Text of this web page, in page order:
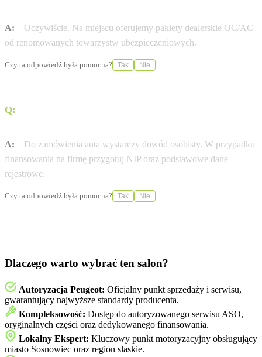
A:
Oczywiście. Na miejscu oferujemy pakiety dealerskie OC/AC
od renomowanych towarzystw ubezpieczeniowych.
Czy ta odpowiedź była pomocna? Tak Nie
Q:
A:
Do zamówienia auta wystarczy dowód osobisty. W przypadku
finansowania na firmę przygotuj NIP oraz podstawowe dane
rejestrowe.
Czy ta odpowiedź była pomocna? Tak Nie
Dlaczego warto wybrać ten salon?
Autoryzacja Peugeot: Oficjalny punkt sprzedaży i serwisu,
gwarantujący najwyższe standardy producenta.
Kompleksowość: Dostęp do autoryzowanego serwisu ASO,
oryginalnych części oraz dedykowanego finansowania.
Lokalny Ekspert: Kluczowy punkt motoryzacyjny obsługujący
miasto Sosnowiec oraz region slaskie.